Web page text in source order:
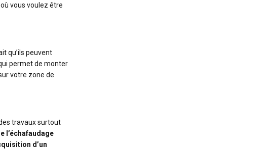
vous voulez être
qu’ils peuvent
permet de monter
votre zone de
travaux surtout
l’échafaudage
d’un